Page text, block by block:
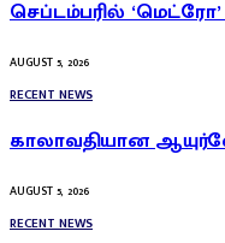
செப்டம்பரில்
AUGUST 5, 2026
RECENT NEWS
காலாவதியான
AUGUST 5, 2026
RECENT NEWS